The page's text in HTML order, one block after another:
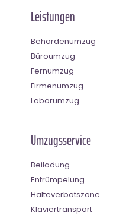
Leistungen
Behördenumzug
Büroumzug
Fernumzug
Firmenumzug
Laborumzug
Umzugsservice
Beiladung
Entrümpelung
Halteverbotszone
Klaviertransport